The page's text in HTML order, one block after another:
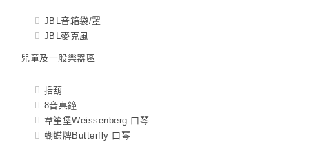
JBL音箱袋/罩
JBL麥克風
兒童及一般樂器區
括葫
8音桌鐘
韋笙堡Weissenberg 口琴
蝴蝶牌Butterfly 口琴